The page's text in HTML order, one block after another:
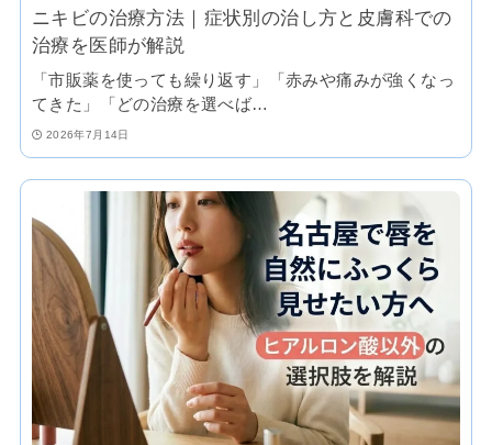
ニキビの治療方法｜症状別の治し方と皮膚科での
治療を医師が解説
「市販薬を使っても繰り返す」「赤みや痛みが強くなっ
てきた」「どの治療を選べば…
2026年7月14日